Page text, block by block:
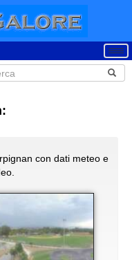
con dati meteo e